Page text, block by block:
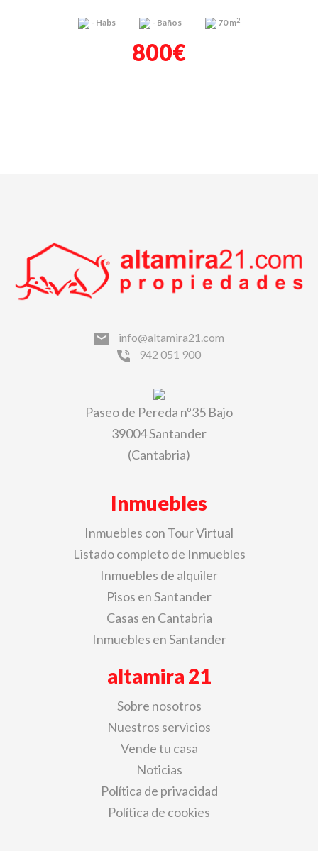
- Habs - Baños 70 m2
800€
info@altamira21.com
942 051 900
Paseo de Pereda nº35 Bajo
39004 Santander
(Cantabria)
Inmuebles
Inmuebles con Tour Virtual
Listado completo de Inmuebles
Inmuebles de alquiler
Pisos en Santander
Casas en Cantabria
Inmuebles en Santander
altamira 21
Sobre nosotros
Nuestros servicios
Vende tu casa
Noticias
Política de privacidad
Política de cookies